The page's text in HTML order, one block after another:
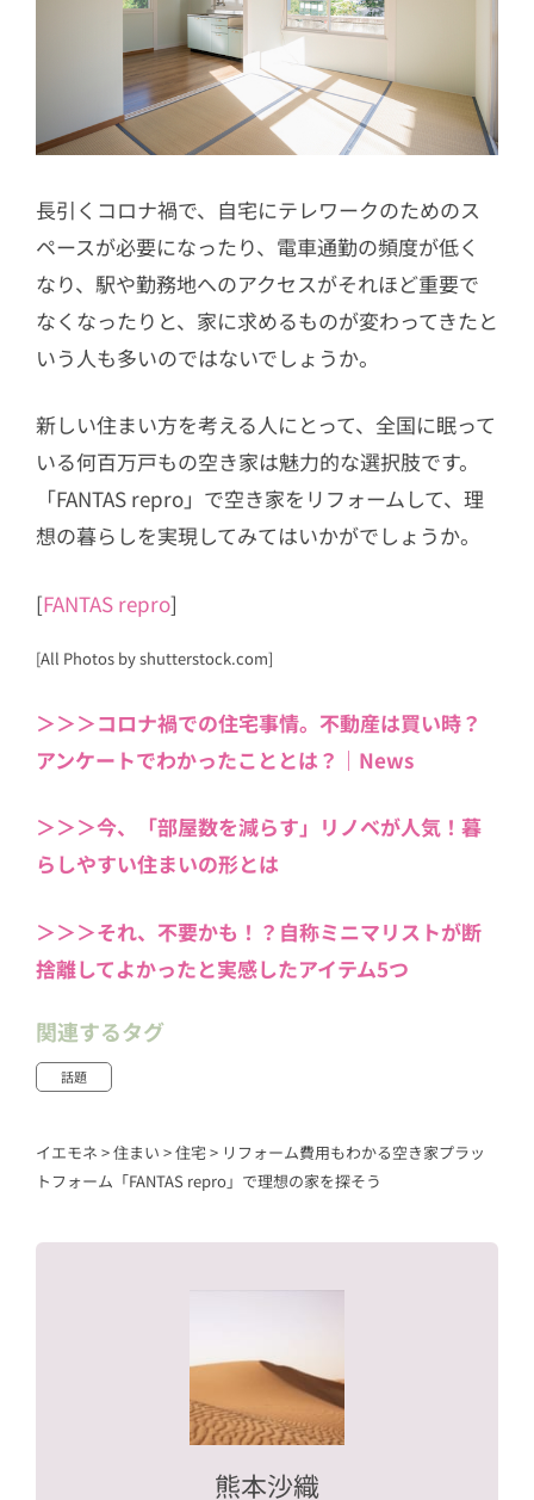
長引くコロナ禍で、自宅にテレワークのためのス
ペースが必要になったり、電車通勤の頻度が低く
なり、駅や勤務地へのアクセスがそれほど重要で
なくなったりと、家に求めるものが変わってきたと
いう人も多いのではないでしょうか。
新しい住まい方を考える人にとって、全国に眠って
いる何百万戸もの空き家は魅力的な選択肢です。
「FANTAS repro」で空き家をリフォームして、理
想の暮らしを実現してみてはいかがでしょうか。
[FANTAS repro]
[All Photos by shutterstock.com]
＞＞＞コロナ禍での住宅事情。不動産は買い時？
アンケートでわかったこととは？｜News
＞＞＞今、「部屋数を減らす」リノベが人気！暮
らしやすい住まいの形とは
＞＞＞それ、不要かも！？自称ミニマリストが断
捨離してよかったと実感したアイテム5つ
関連するタグ
話題
イエモネ >住まい >住宅 > リフォーム費用もわかる空き家プラッ
トフォーム「FANTAS repro」で理想の家を探そう
熊本沙織